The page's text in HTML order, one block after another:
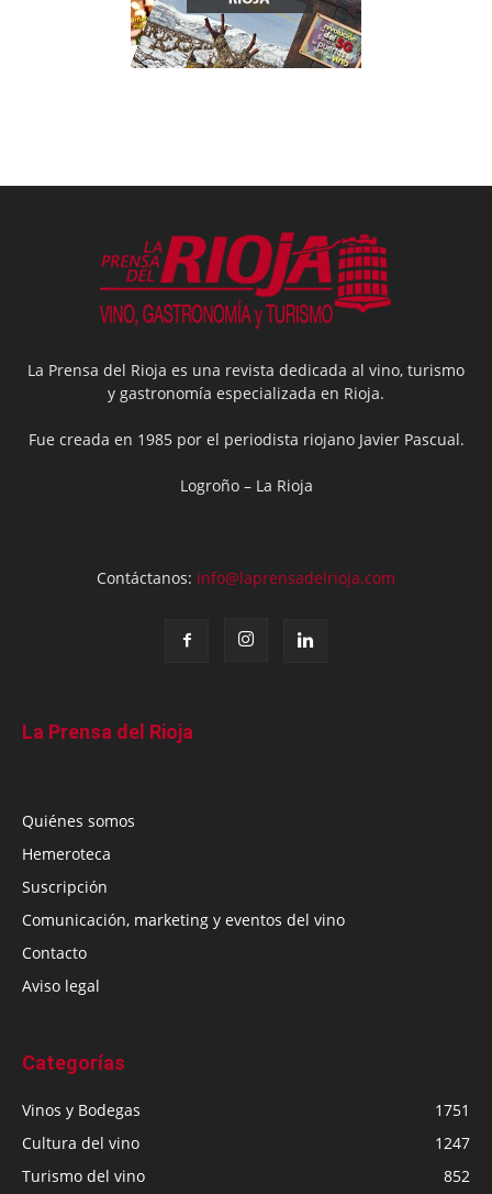
La Prensa del Rioja es una revista dedicada al vino, turismo
y gastronomía especializada en Rioja.
Fue creada en 1985 por el periodista riojano Javier Pascual.
Logroño – La Rioja
Contáctanos: info@laprensadelrioja.com
La Prensa del Rioja
Quiénes somos
Hemeroteca
Suscripción
Comunicación, marketing y eventos del vino
Contacto
Aviso legal
Categorías
Vinos y Bodegas
1751
Cultura del vino
1247
Turismo del vino
852